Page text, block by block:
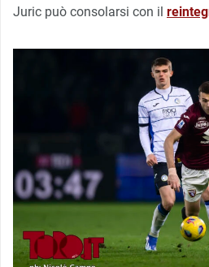
Juric può consolarsi con il